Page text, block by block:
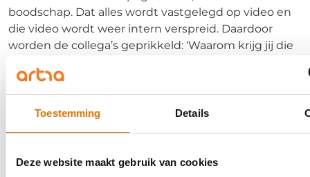
Toestemming Details
Deze website maakt gebruik van cookies
boodschap. Dat alles wordt vastgelegd op video en
die video wordt weer intern verspreid. Daardoor
worden de collega’s geprikkeld: ‘Waarom krijg jij die
werkte.’ O ja, een belangrijke toevoeging: dit was
een commerciële organisatie. Ook hier kunnen
mensen dus warmlopen voor dit soort beloningen.”
Terug naar het dilemma in het begin: een